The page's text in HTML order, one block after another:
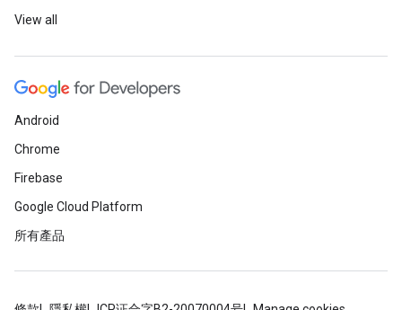
View all
Android
Chrome
Firebase
Google Cloud Platform
所有產品